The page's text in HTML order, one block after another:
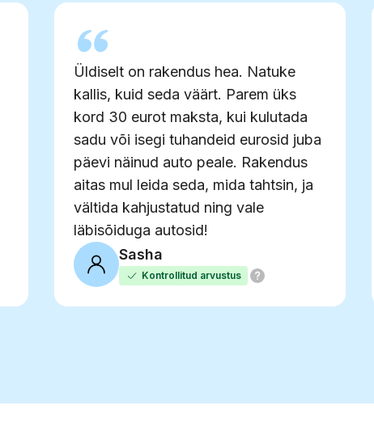
Üldiselt on rakendus hea. Natuke
kallis, kuid seda väärt. Parem üks
kord 30 eurot maksta, kui kulutada
sadu või isegi tuhandeid eurosid juba
päevi näinud auto peale. Rakendus
aitas mul leida seda, mida tahtsin, ja
vältida kahjustatud ning vale
läbisõiduga autosid!
Sasha
Kontrollitud arvustus